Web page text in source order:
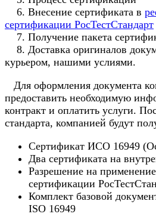
6. Внесение сертификата в
сертификации РосТестСтандарт
7. Получение пакета
8. Доставка оригиналов
курьером, нашими услиями.
Для оформления документа
предоставить необходимую
контракт и оплатить услуги.
стандарта, компанией будут
Сертификат ИСО 16949
Два сертификата на
Разрешение на
сертификации
Комплект базовой
ISO 16949